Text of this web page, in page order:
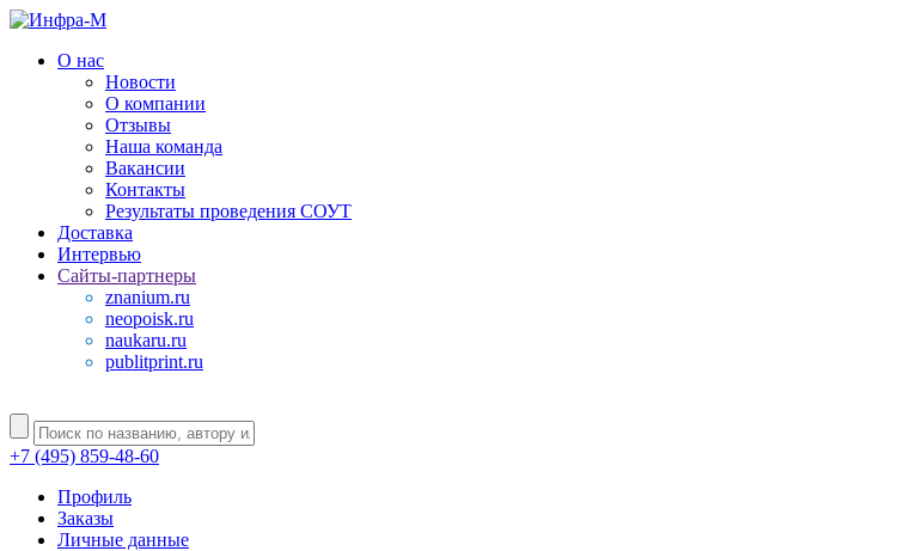
О нас
Новости
О компании
Отзывы
Наша команда
Вакансии
Контакты
Результаты проведения СОУТ
Доставка
Интервью
Сайты-партнеры
znanium.ru
neopoisk.ru
naukaru.ru
publitprint.ru
+7 (495) 859-48-60
Профиль
Заказы
Личные данные